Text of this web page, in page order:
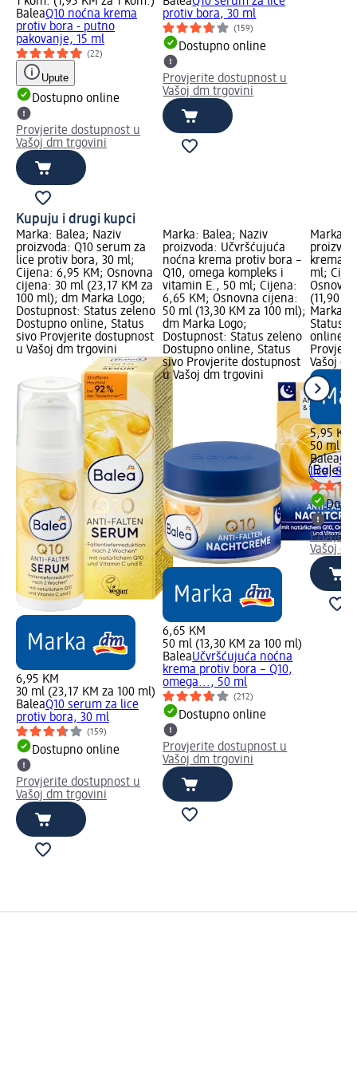
BaleaQ10 noćna krema
protiv bora - putno
pakovanje, 15 ml
(22)
Upute
Dostupno online
Provjerite dostupnost u
Vašoj dm trgovini
protiv bora, 30 ml
(159)
Dostupno online
Provjerite dostupnost u
Vašoj dm trgovini
Kupuju i drugi kupci
Marka: Balea; Naziv
proizvoda: Q10 serum za
lice protiv bora, 30 ml;
Cijena: 6,95 KM; Osnovna
cijena: 30 ml (23,17 KM za
100 ml); dm Marka Logo;
Dostupnost: Status zeleno
Dostupno online, Status
sivo Provjerite dostupnost
u Vašoj dm trgovini
6,95 KM
30 ml (23,17 KM za 100 ml)
BaleaQ10 serum za lice
protiv bora, 30 ml
(159)
Dostupno online
Provjerite dostupnost u
Vašoj dm trgovini
Marka: Balea; Naziv
proizvoda: Učvršćujuća
noćna krema protiv bora –
Q10, omega kompleks i
vitamin E., 50 ml; Cijena:
6,65 KM; Osnovna cijena:
50 ml (13,30 KM za 100 ml);
dm Marka Logo;
Dostupnost: Status zeleno
Dostupno online, Status
sivo Provjerite dostupnost
u Vašoj dm trgovini
6,65 KM
50 ml (13,30 KM za 100 ml)
BaleaUčvršćujuća noćna
krema protiv bora – Q10,
omega..., 50 ml
(212)
Dostupno online
Provjerite dostupnost u
Vašoj dm trgovini
Marka:
krema
ml;
(11,90
Marka
Status
online,
Vašoj
5,95 KM
50 ml
Balea
lice,
Vašoj